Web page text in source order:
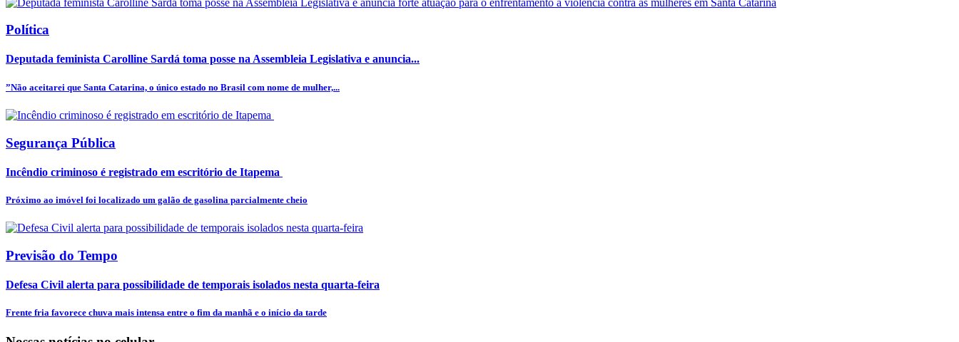
Política
Deputada feminista Carolline Sardá toma posse na Assembleia Legislativa e anuncia...
”Não aceitarei que Santa Catarina, o único estado no Brasil com nome de mulher,...
Segurança Pública
Incêndio criminoso é registrado em escritório de Itapema
Próximo ao imóvel foi localizado um galão de gasolina parcialmente cheio
Previsão do Tempo
Defesa Civil alerta para possibilidade de temporais isolados nesta quarta-feira
Frente fria favorece chuva mais intensa entre o fim da manhã e o início da tarde